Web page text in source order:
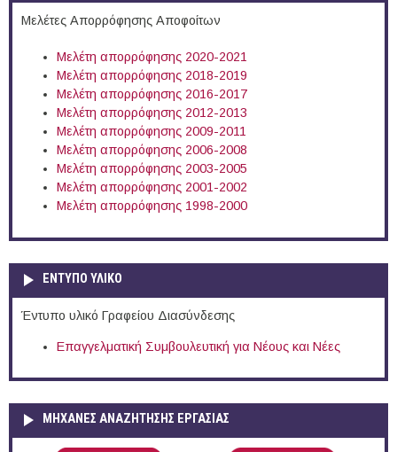
Μελέτες Απορρόφησης Αποφοίτων
Μελέτη απορρόφησης 2020-2021
Μελέτη απορρόφησης 2018-2019
Μελέτη απορρόφησης 2016-2017
Μελέτη απορρόφησης 2012-2013
Μελέτη απορρόφησης 2009-2011
Μελέτη απορρόφησης 2006-2008
Μελέτη απορρόφησης 2003-2005
Μελέτη απορρόφησης 2001-2002
Μελέτη απορρόφησης 1998-2000
ΕΝΤΥΠΟ ΥΛΙΚΟ
Έντυπο υλικό Γραφείου Διασύνδεσης
Επαγγελματική Συμβουλευτική για Νέους και Νέες
ΜΗΧΑΝΕΣ ΑΝΑΖΗΤΗΣΗΣ ΕΡΓΑΣΙΑΣ